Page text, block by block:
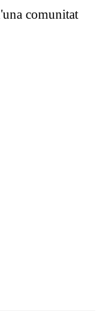
comunitat